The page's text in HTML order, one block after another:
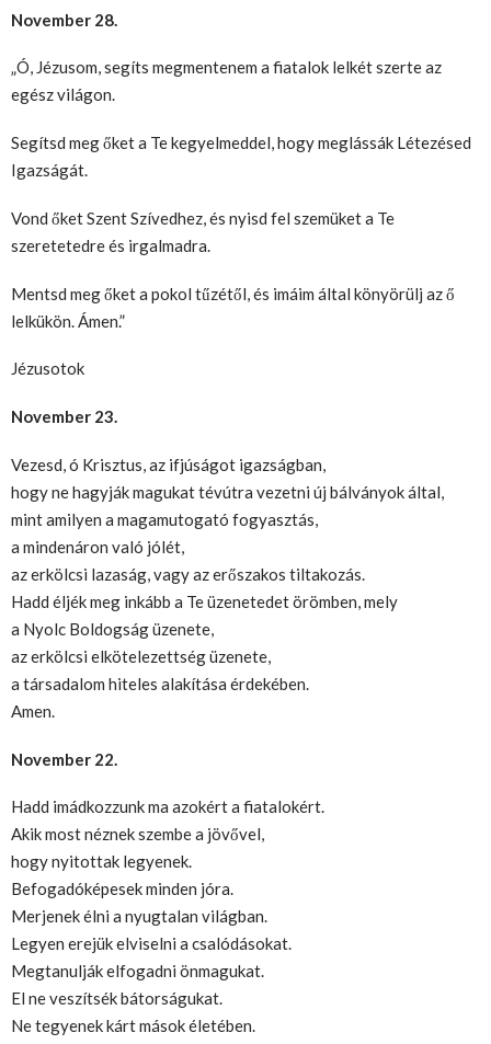
November 28.
„Ó, Jézusom, segíts megmentenem a fiatalok lelkét szerte az
egész világon.
Segítsd meg őket a Te kegyelmeddel, hogy meglássák Létezésed
Igazságát.
Vond őket Szent Szívedhez, és nyisd fel szemüket a Te
szeretetedre és irgalmadra.
Mentsd meg őket a pokol tűzétől, és imáim által könyörülj az ő
lelkükön. Ámen.”
Jézusotok
November 23.
Vezesd, ó Krisztus, az ifjúságot igazságban,
hogy ne hagyják magukat tévútra vezetni új bálványok által,
mint amilyen a magamutogató fogyasztás,
a mindenáron való jólét,
az erkölcsi lazaság, vagy az erőszakos tiltakozás.
Hadd éljék meg inkább a Te üzenetedet örömben, mely
a Nyolc Boldogság üzenete,
az erkölcsi elkötelezettség üzenete,
a társadalom hiteles alakítása érdekében.
Amen.
November 22.
Hadd imádkozzunk ma azokért a fiatalokért.
Akik most néznek szembe a jövővel,
hogy nyitottak legyenek.
Befogadóképesek minden jóra.
Merjenek élni a nyugtalan világban.
Legyen erejük elviselni a csalódásokat.
Megtanulják elfogadni önmagukat.
El ne veszítsék bátorságukat.
Ne tegyenek kárt mások életében.